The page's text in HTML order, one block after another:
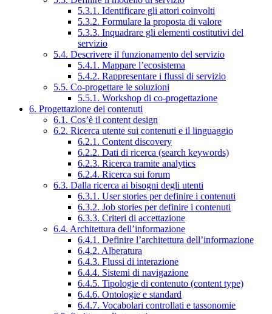
5.3.1. Identificare gli attori coinvolti
5.3.2. Formulare la proposta di valore
5.3.3. Inquadrare gli elementi costitutivi del
servizio
5.4. Descrivere il funzionamento del servizio
5.4.1. Mappare l’ecosistema
5.4.2. Rappresentare i flussi di servizio
5.5. Co-progettare le soluzioni
5.5.1. Workshop di co-progettazione
6. Progettazione dei contenuti
6.1. Cos’è il content design
6.2. Ricerca utente sui contenuti e il linguaggio
6.2.1. Content discovery
6.2.2. Dati di ricerca (search keywords)
6.2.3. Ricerca tramite analytics
6.2.4. Ricerca sui forum
6.3. Dalla ricerca ai bisogni degli utenti
6.3.1. User stories per definire i contenuti
6.3.2. Job stories per definire i contenuti
6.3.3. Criteri di accettazione
6.4. Architettura dell’informazione
6.4.1. Definire l’architettura dell’informazione
6.4.2. Alberatura
6.4.3. Flussi di interazione
6.4.4. Sistemi di navigazione
6.4.5. Tipologie di contenuto (content type)
6.4.6. Ontologie e standard
6.4.7. Vocabolari controllati e tassonomie